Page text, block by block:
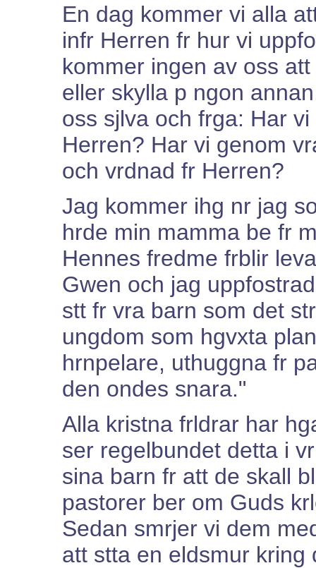
En dag kommer vi alla
infr Herren fr hur vi
kommer ingen av oss
eller skylla p ngon
oss sjlva och frga: Har
Herren? Har vi genom
och vrdnad fr Herren?
Jag kommer ihg nr jag
hrde min mamma be fr
Hennes fredme frblir
Gwen och jag
stt fr vra barn som det
ungdom som hgvxta
hrnpelare, uthuggna fr
den ondes snara."
Alla kristna frldrar har
ser regelbundet detta i
sina barn fr att de skall
pastorer ber om Guds
Sedan smrjer vi dem
att stta en eldsmur kring